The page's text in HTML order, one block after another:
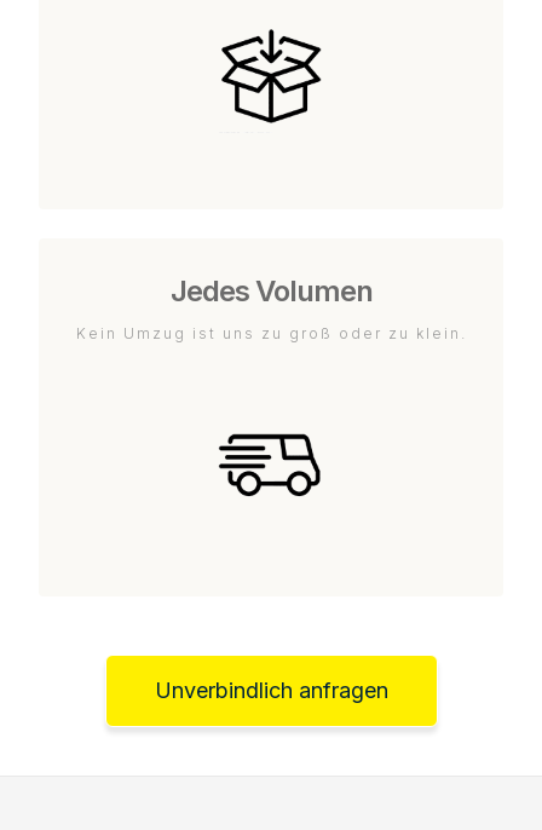
Jedes Volumen
Kein Umzug ist uns zu groß oder zu klein.
Unverbindlich anfragen